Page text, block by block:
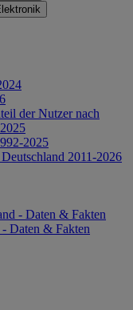
der Nutzer nach
2025
2011-2026
- Daten & Fakten
- Daten & Fakten